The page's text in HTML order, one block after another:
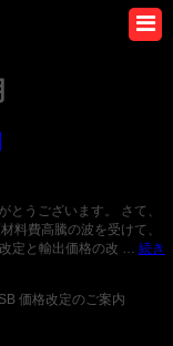
とうございます。 さて、
料費⾼騰の波を受けて、
定と輸出価格の改 … 続き
価格改定のご案内